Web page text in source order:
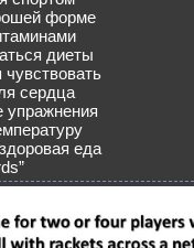
форме
диеты
сердца
упражнения
еда